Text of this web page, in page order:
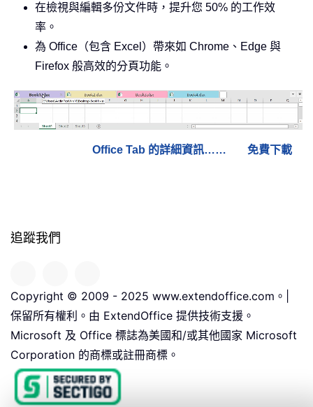
在檢視與編輯多份文件時，提升您 50% 的工作效
率。
為 Office（包含 Excel）帶來如 Chrome、Edge 與
Firefox 般高效的分頁功能。
Office Tab 的詳細資訊…… 免費下載
追蹤我們
Copyright © 2009 - 2025 www.extendoffice.com。|
保留所有權利。由 ExtendOffice 提供技術支援。
Microsoft 及 Office 標誌為美國和/或其他國家 Microsoft
Corporation 的商標或註冊商標。